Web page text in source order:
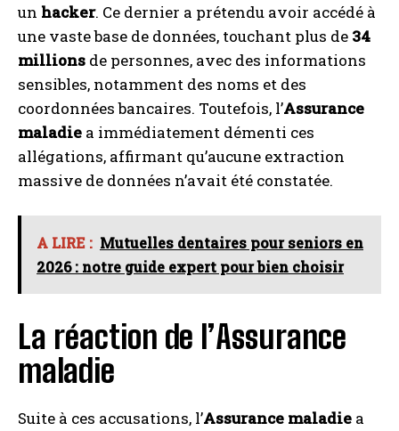
un hacker. Ce dernier a prétendu avoir accédé à
une vaste base de données, touchant plus de 34
millions de personnes, avec des informations
sensibles, notamment des noms et des
coordonnées bancaires. Toutefois, l’Assurance
maladie a immédiatement démenti ces
allégations, affirmant qu’aucune extraction
massive de données n’avait été constatée.
A LIRE : Mutuelles dentaires pour seniors en
2026 : notre guide expert pour bien choisir
La réaction de l’Assurance
maladie
Suite à ces accusations, l’Assurance maladie a